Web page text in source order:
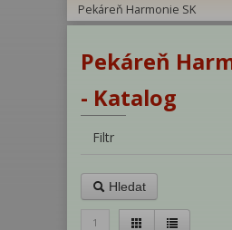
Pekáreň Harmonie SK
Pekáreň
- Katalog
Filtr
Hledat
1